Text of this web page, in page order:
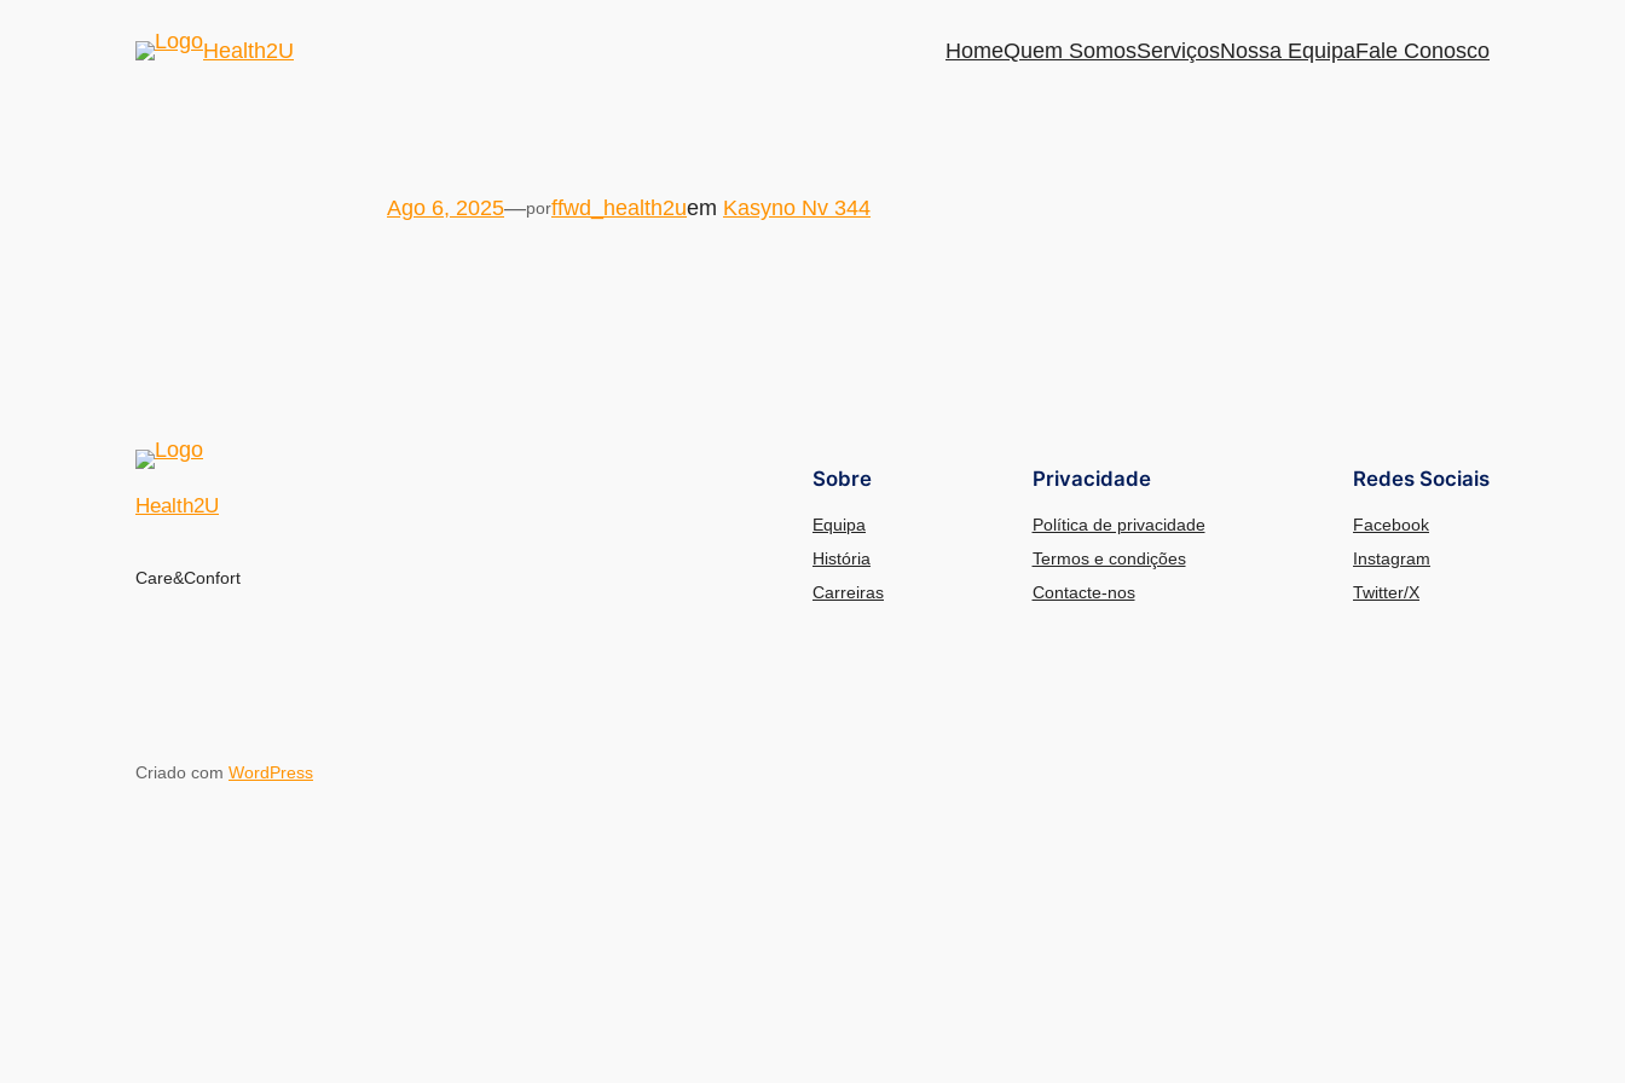
Health2U HomeQuem SomosServiçosNossa EquipaFale Conosco
Ago 6, 2025—porffwd_health2uem Kasyno Nv 344
Health2U
Care&Confort
Sobre
Equipa
História
Carreiras
Privacidade
Política de privacidade
Termos e condições
Contacte-nos
Redes Sociais
Facebook
Instagram
Twitter/X
Criado com WordPress